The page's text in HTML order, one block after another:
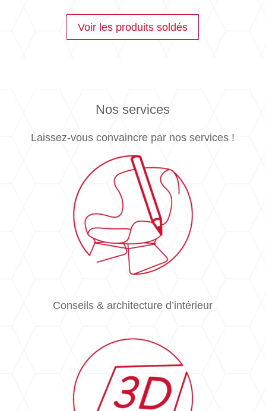
était :
4'633.00CHF.
est :
3'706.00CHF.
Voir les produits soldés
Nos services
Laissez-vous convaincre par nos services !
Conseils & architecture d’intérieur